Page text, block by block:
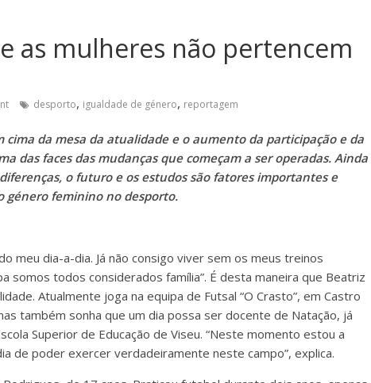
as mulheres não pertencem
desporto, igualdade de género, reportagem
cima da mesa da atualidade e o aumento da participação e da
das faces das mudanças que começam a ser operadas. Ainda
o futuro e os estudos são fatores importantes e
género feminino no desporto.
meu dia-a-dia. Já não consigo viver sem os meus treinos
somos todos considerados família”. É desta maneira que Beatriz
Atualmente joga na equipa de Futsal “O Crasto”, em Castro
também sonha que um dia possa ser docente de Natação, já
Superior de Educação de Viseu. “Neste momento estou a
de poder exercer verdadeiramente neste campo”, explica.